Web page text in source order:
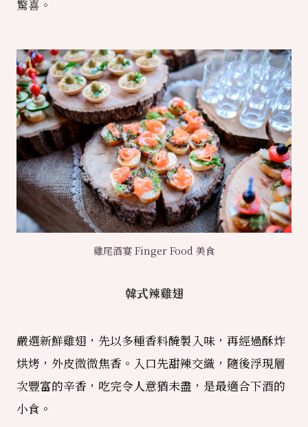
驚喜。
雞尾酒宴 Finger Food 美食
韓式辣雞翅
嚴選新鮮雞翅，先以多種香料醃製入味，再經過酥炸
烘烤，外皮微微焦香。入口先甜辣交織，隨後浮現層
次豐富的辛香，吃完令人意猶未盡，是最適合下酒的
小食。